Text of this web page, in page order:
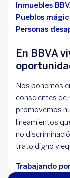
Inmuebles
Pueblos
Personas
En BBVA
Nos ponemos
conscientes de
promovemos
lineamientos
no
trato digno y
Trabajando